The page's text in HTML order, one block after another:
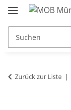
Zurück zur Liste